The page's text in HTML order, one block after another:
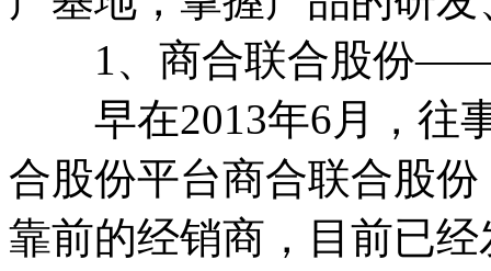
1、商合联合股份——
早在2013年6月，往
合股份平台商合联合股
靠前的经销商，目前已